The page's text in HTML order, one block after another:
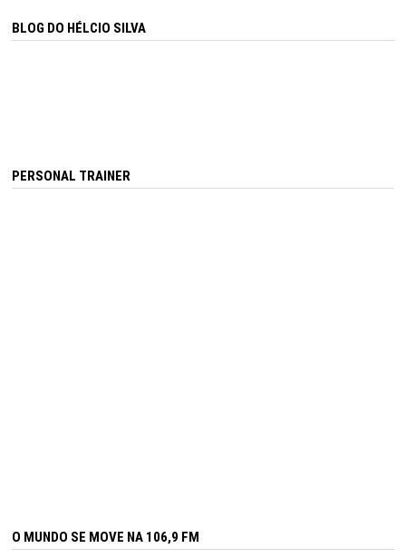
BLOG DO HÉLCIO SILVA
PERSONAL TRAINER
O MUNDO SE MOVE NA 106,9 FM